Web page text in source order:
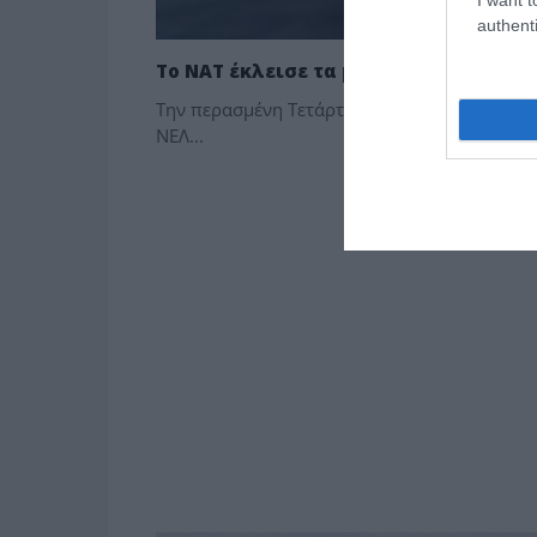
Το ΝΑΤ έκλεισε τα μάτια σε οφειλή
Την περασμένη Τετάρτη επρόκειτο να βγει
ΝΕΛ...